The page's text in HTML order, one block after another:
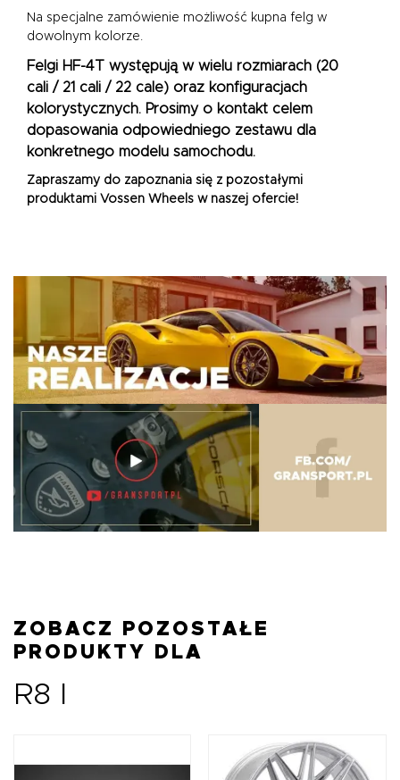
Na specjalne zamówienie możliwość kupna felg w
dowolnym kolorze.
Felgi HF-4T występują w wielu rozmiarach (20
cali / 21 cali / 22 cale) oraz konfiguracjach
kolorystycznych. Prosimy o kontakt celem
dopasowania odpowiedniego zestawu dla
konkretnego modelu samochodu.
Zapraszamy do zapoznania się z pozostałymi
produktami Vossen Wheels w naszej ofercie!
ZOBACZ POZOSTAŁE
PRODUKTY DLA
R8 I